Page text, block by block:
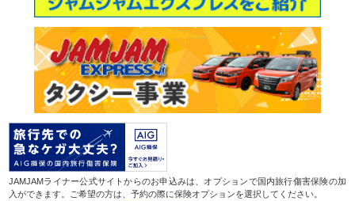
JAMJAMライナー公式サイトからのお申込みは、オプションで国内旅行傷害保険の加
入ができます。ご希望の方は、予約の際に保険オプションを選択してください。